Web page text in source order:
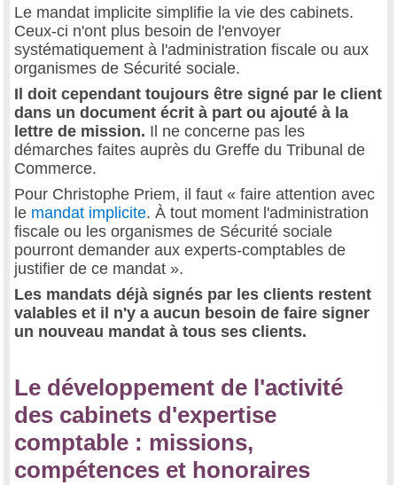
Le mandat implicite simplifie la vie des cabinets.
Ceux-ci n'ont plus besoin de l'envoyer
systématiquement à l'administration fiscale ou aux
organismes de Sécurité sociale.
Il doit cependant toujours être signé par le client
dans un document écrit à part ou ajouté à la
lettre de mission. Il ne concerne pas les
démarches faites auprès du Greffe du Tribunal de
Commerce.
Pour Christophe Priem, il faut « faire attention avec
le mandat implicite. À tout moment l'administration
fiscale ou les organismes de Sécurité sociale
pourront demander aux experts-comptables de
justifier de ce mandat ».
Les mandats déjà signés par les clients restent
valables et il n'y a aucun besoin de faire signer
un nouveau mandat à tous ses clients.
Le développement de l'activité
des cabinets d'expertise
comptable : missions,
compétences et honoraires